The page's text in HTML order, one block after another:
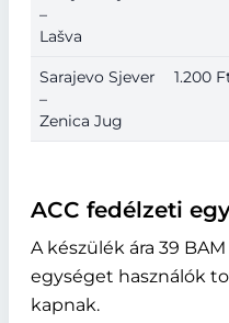
–
Lašva
Sarajevo Sjever
–
Zenica Jug
1.200
ACC fedélzeti
A készülék ára 39
egységet használók
kapnak.